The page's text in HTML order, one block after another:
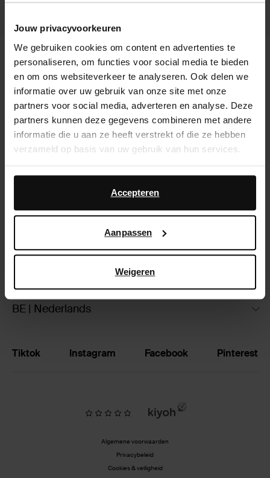
Jouw privacyvoorkeuren
We gebruiken cookies om content en advertenties te
personaliseren, om functies voor social media te bieden
en om ons websiteverkeer te analyseren. Ook delen we
informatie over uw gebruik van onze site met onze
partners voor social media, adverteren en analyse. Deze
partners kunnen deze gegevens combineren met andere
informatie die u aan ze heeft verstrekt of die ze hebben
verzameld op basis van uw gebruik van hun services.
Daarnaast werken wij samen met Google voor
advertentie- en meetdoeleinden. Meer informatie over
hoe Google uw persoonsgegevens gebruikt, vindt u op
Accepteren
Aanpassen
Weigeren
Zwarte leren hoge laarzen met kitten
heel
178.99
Zwarte hoge leren laarzen met kitten
heel
178.99
Over Sacha
Klantenservice
Verzending & levering
Ruilen & retourneren
Brandstores
BE | Nederlands
Tiktok Instagram Facebook Pinterest
Algemene voorwaarden
Privacybeleid
Cookies & veiligheid